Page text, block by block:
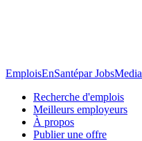
EmploisEnSantépar JobsMedia
Recherche d'emplois
Meilleurs employeurs
À propos
Publier une offre